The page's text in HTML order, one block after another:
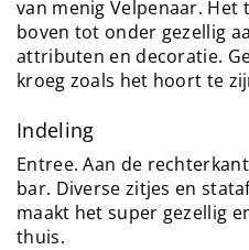
van menig Velpenaar. Het
boven tot onder gezellig
attributen en decoratie.
kroeg zoals het hoort te
Indeling
Entree. Aan de
bar. Diverse zitjes en
maakt het super gezellig
thuis.